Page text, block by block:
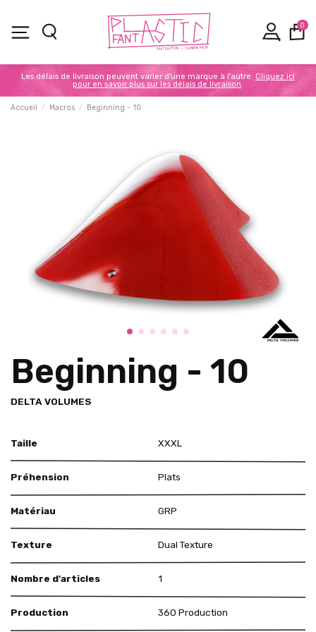
0
Les délais de livraison peuvent varier d'une marque à l'autre. Cliquez ici
pour en savoir plus sur les délais de livraison.
Accueil Macros Beginning - 10
Beginning - 10
DELTA VOLUMES
Taille XXXL
Préhension Plats
Matériau GRP
Texture Dual Texture
Nombre d'articles 1
Production 360 Production